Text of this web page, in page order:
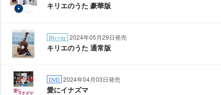
キリエのうた 豪華版
Blu-ray 2024年05月29日発売
キリエのうた 通常版
DVD 2024年04月03日発売
愛にイナズマ